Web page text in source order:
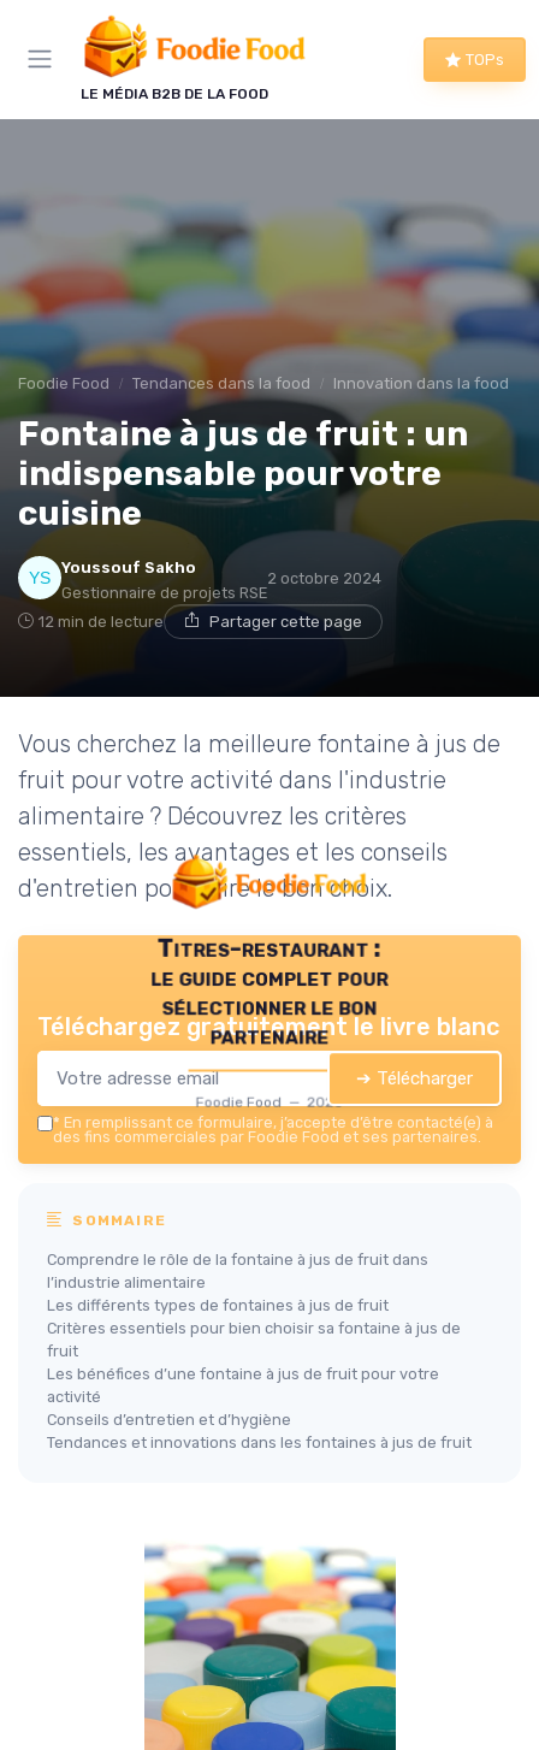
LE MÉDIA B2B DE LA FOOD
TOPs
Foodie Food Tendances dans la food Innovation dans la food
Fontaine à jus de fruit : un
indispensable pour votre
cuisine
Youssouf Sakho
Gestionnaire de projets RSE
2 octobre 2024
12 min de lecture Partager cette page
Vous cherchez la meilleure fontaine à jus de
fruit pour votre activité dans l'industrie
alimentaire ? Découvrez les critères
essentiels, les avantages et les conseils
d'entretien pour faire le bon choix.
Titres-restaurant :
le guide complet pour
sélectionner le bon
partenaire
Foodie Food — 2026
Téléchargez gratuitement le livre blanc
➔ Télécharger
* En remplissant ce formulaire, j’accepte d’être contacté(e) à
des fins commerciales par Foodie Food et ses partenaires.
SOMMAIRE
Comprendre le rôle de la fontaine à jus de fruit dans
l’industrie alimentaire
Les différents types de fontaines à jus de fruit
Critères essentiels pour bien choisir sa fontaine à jus de
fruit
Les bénéfices d’une fontaine à jus de fruit pour votre
activité
Conseils d’entretien et d’hygiène
Tendances et innovations dans les fontaines à jus de fruit
Panneau de gestion des cookies